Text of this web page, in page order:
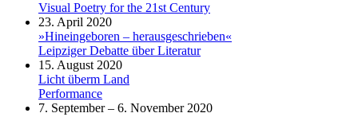
Visual Poetry for the 21st Century
23. April 2020
»Hineingeboren – herausgeschrieben«
Leipziger Debatte über Literatur
15. August 2020
Licht überm Land
Performance
7. September – 6. November 2020